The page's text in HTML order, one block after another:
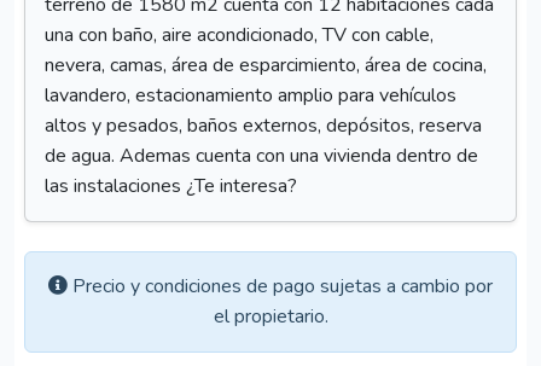
terreno de 1580 m2 cuenta con 12 habitaciones cada
una con baño, aire acondicionado, TV con cable,
nevera, camas, área de esparcimiento, área de cocina,
lavandero, estacionamiento amplio para vehículos
altos y pesados, baños externos, depósitos, reserva
de agua. Ademas cuenta con una vivienda dentro de
las instalaciones ¿Te interesa?
Precio y condiciones de pago sujetas a cambio por
el propietario.